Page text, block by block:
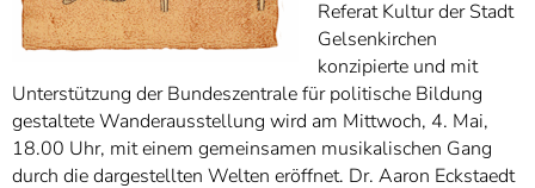
Referat Kultur der Stadt
Gelsenkirchen
konzipierte und mit
Unterstützung der Bundeszentrale für politische Bildung
gestaltete Wanderausstellung wird am Mittwoch, 4. Mai,
18.00 Uhr, mit einem gemeinsamen musikalischen Gang
durch die dargestellten Welten eröffnet. Dr. Aaron Eckstaedt